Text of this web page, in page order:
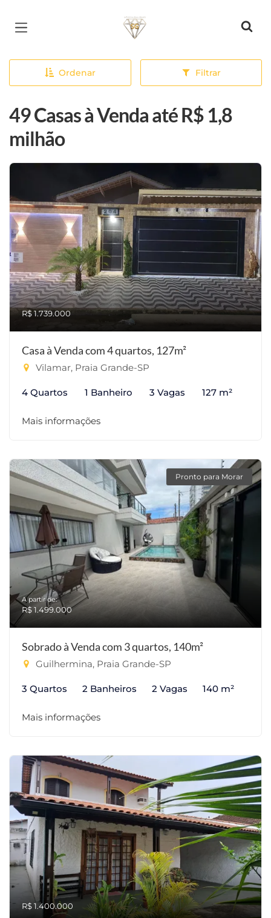
Página inicial
Ordenar Filtrar
49 Casas à Venda até R$ 1,8
milhão
R$ 1.739.000
Casa à Venda com 4 quartos, 127m²
Vilamar, Praia Grande-SP
4 Quartos 1 Banheiro 3 Vagas 127 m²
Mais informações
Pronto para Morar
A partir de:
R$ 1.499.000
Sobrado à Venda com 3 quartos, 140m²
Guilhermina, Praia Grande-SP
3 Quartos 2 Banheiros 2 Vagas 140 m²
Mais informações
R$ 1.400.000